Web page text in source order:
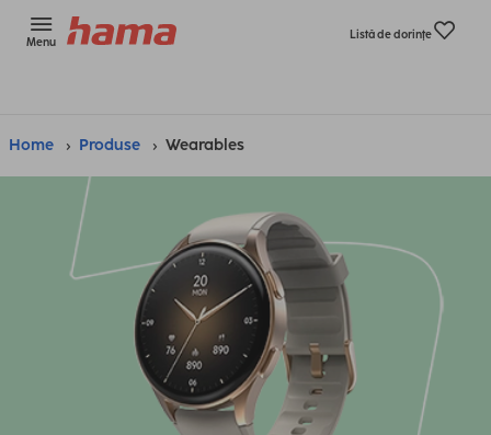
Menu
Listă de dorinţe
Home Produse Wearables